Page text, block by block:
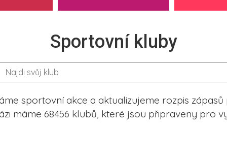
Sportovní kluby
sportovní akce a aktualizujeme rozpis
máme 68456 klubů, které jsou připraveny pro